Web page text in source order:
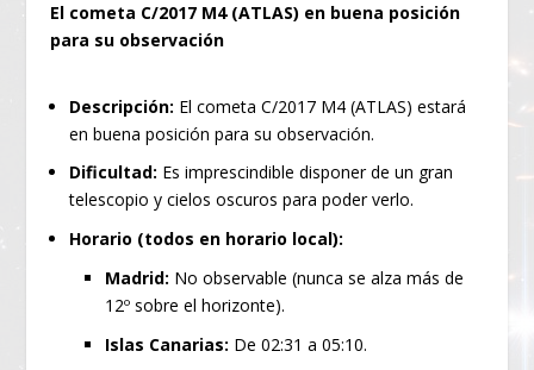
El cometa C/2017 M4 (ATLAS) en buena posición
para su observación
Descripción: El cometa C/2017 M4 (ATLAS) estará
en buena posición para su observación.
Dificultad: Es imprescindible disponer de un gran
telescopio y cielos oscuros para poder verlo.
Horario (todos en horario local):
Madrid: No observable (nunca se alza más de
12º sobre el horizonte).
Islas Canarias: De 02:31 a 05:10.